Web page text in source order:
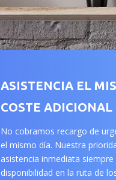
ASISTENCIA EL
COSTE ADICIONAL
No cobramos recargo de
el mismo día. Nuestra
asistencia inmediata
disponibilidad en la ruta de